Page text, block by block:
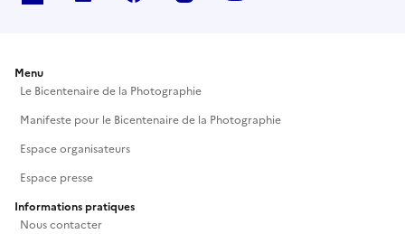
Menu
Le Bicentenaire de la Photographie
Manifeste pour le Bicentenaire de la Photographie
Espace organisateurs
Espace presse
Informations pratiques
Nous contacter